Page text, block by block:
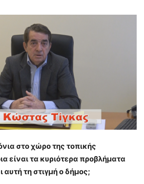
στο χώρο της τοπικής
είναι τα κυριότερα προβλήματα
αυτή τη στιγμή ο δήμος;